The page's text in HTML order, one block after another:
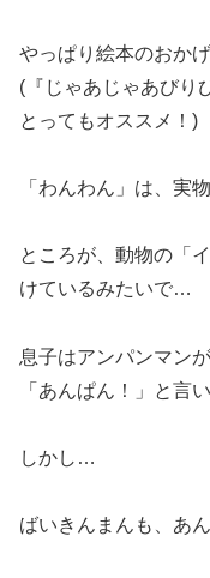
やっぱり絵本のおかげ
(『じゃあじゃあびり
とってもオススメ！)
「わんわん」は、実
ところが、動物の「
けているみたいで…
息子はアンパンマン
「あんぱん！」と言い
しかし…
ばいきんまんも、あん